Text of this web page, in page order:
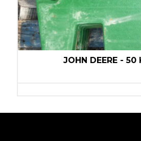
JOHN DEERE - 50